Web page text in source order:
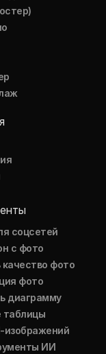
соцсетей
с фото
фото
фото
диаграмму
таблицы
ИИ